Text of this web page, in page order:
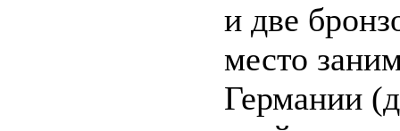
и две
место
Германии